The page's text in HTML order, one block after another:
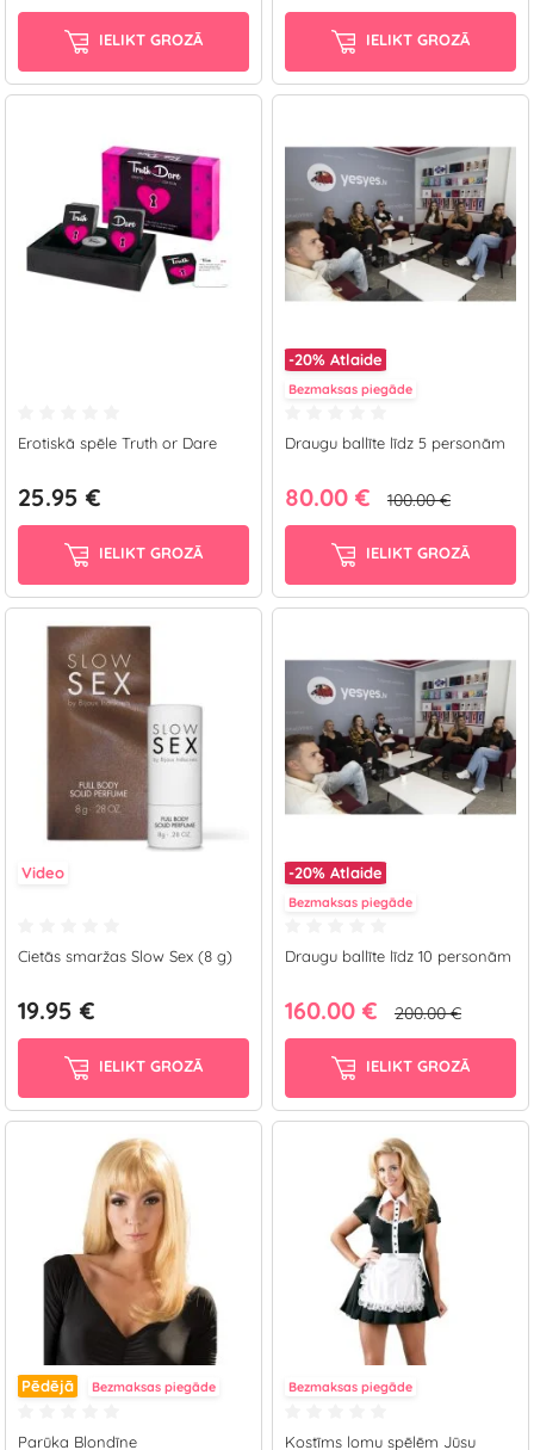
IELIKT GROZĀ IELIKT GROZĀ
Erotiskā spēle Truth or Dare
25.95 €
IELIKT GROZĀ
-20% Atlaide
Bezmaksas piegāde
Draugu ballīte līdz 5 personām
80.00 € 100.00 €
IELIKT GROZĀ
Video
Cietās smaržas Slow Sex (8 g)
19.95 €
IELIKT GROZĀ
-20% Atlaide
Bezmaksas piegāde
Draugu ballīte līdz 10 personām
160.00 € 200.00 €
IELIKT GROZĀ
Pēdējā Bezmaksas piegāde
Parūka Blondīne
Bezmaksas piegāde
Kostīms lomu spēlēm Jūsu